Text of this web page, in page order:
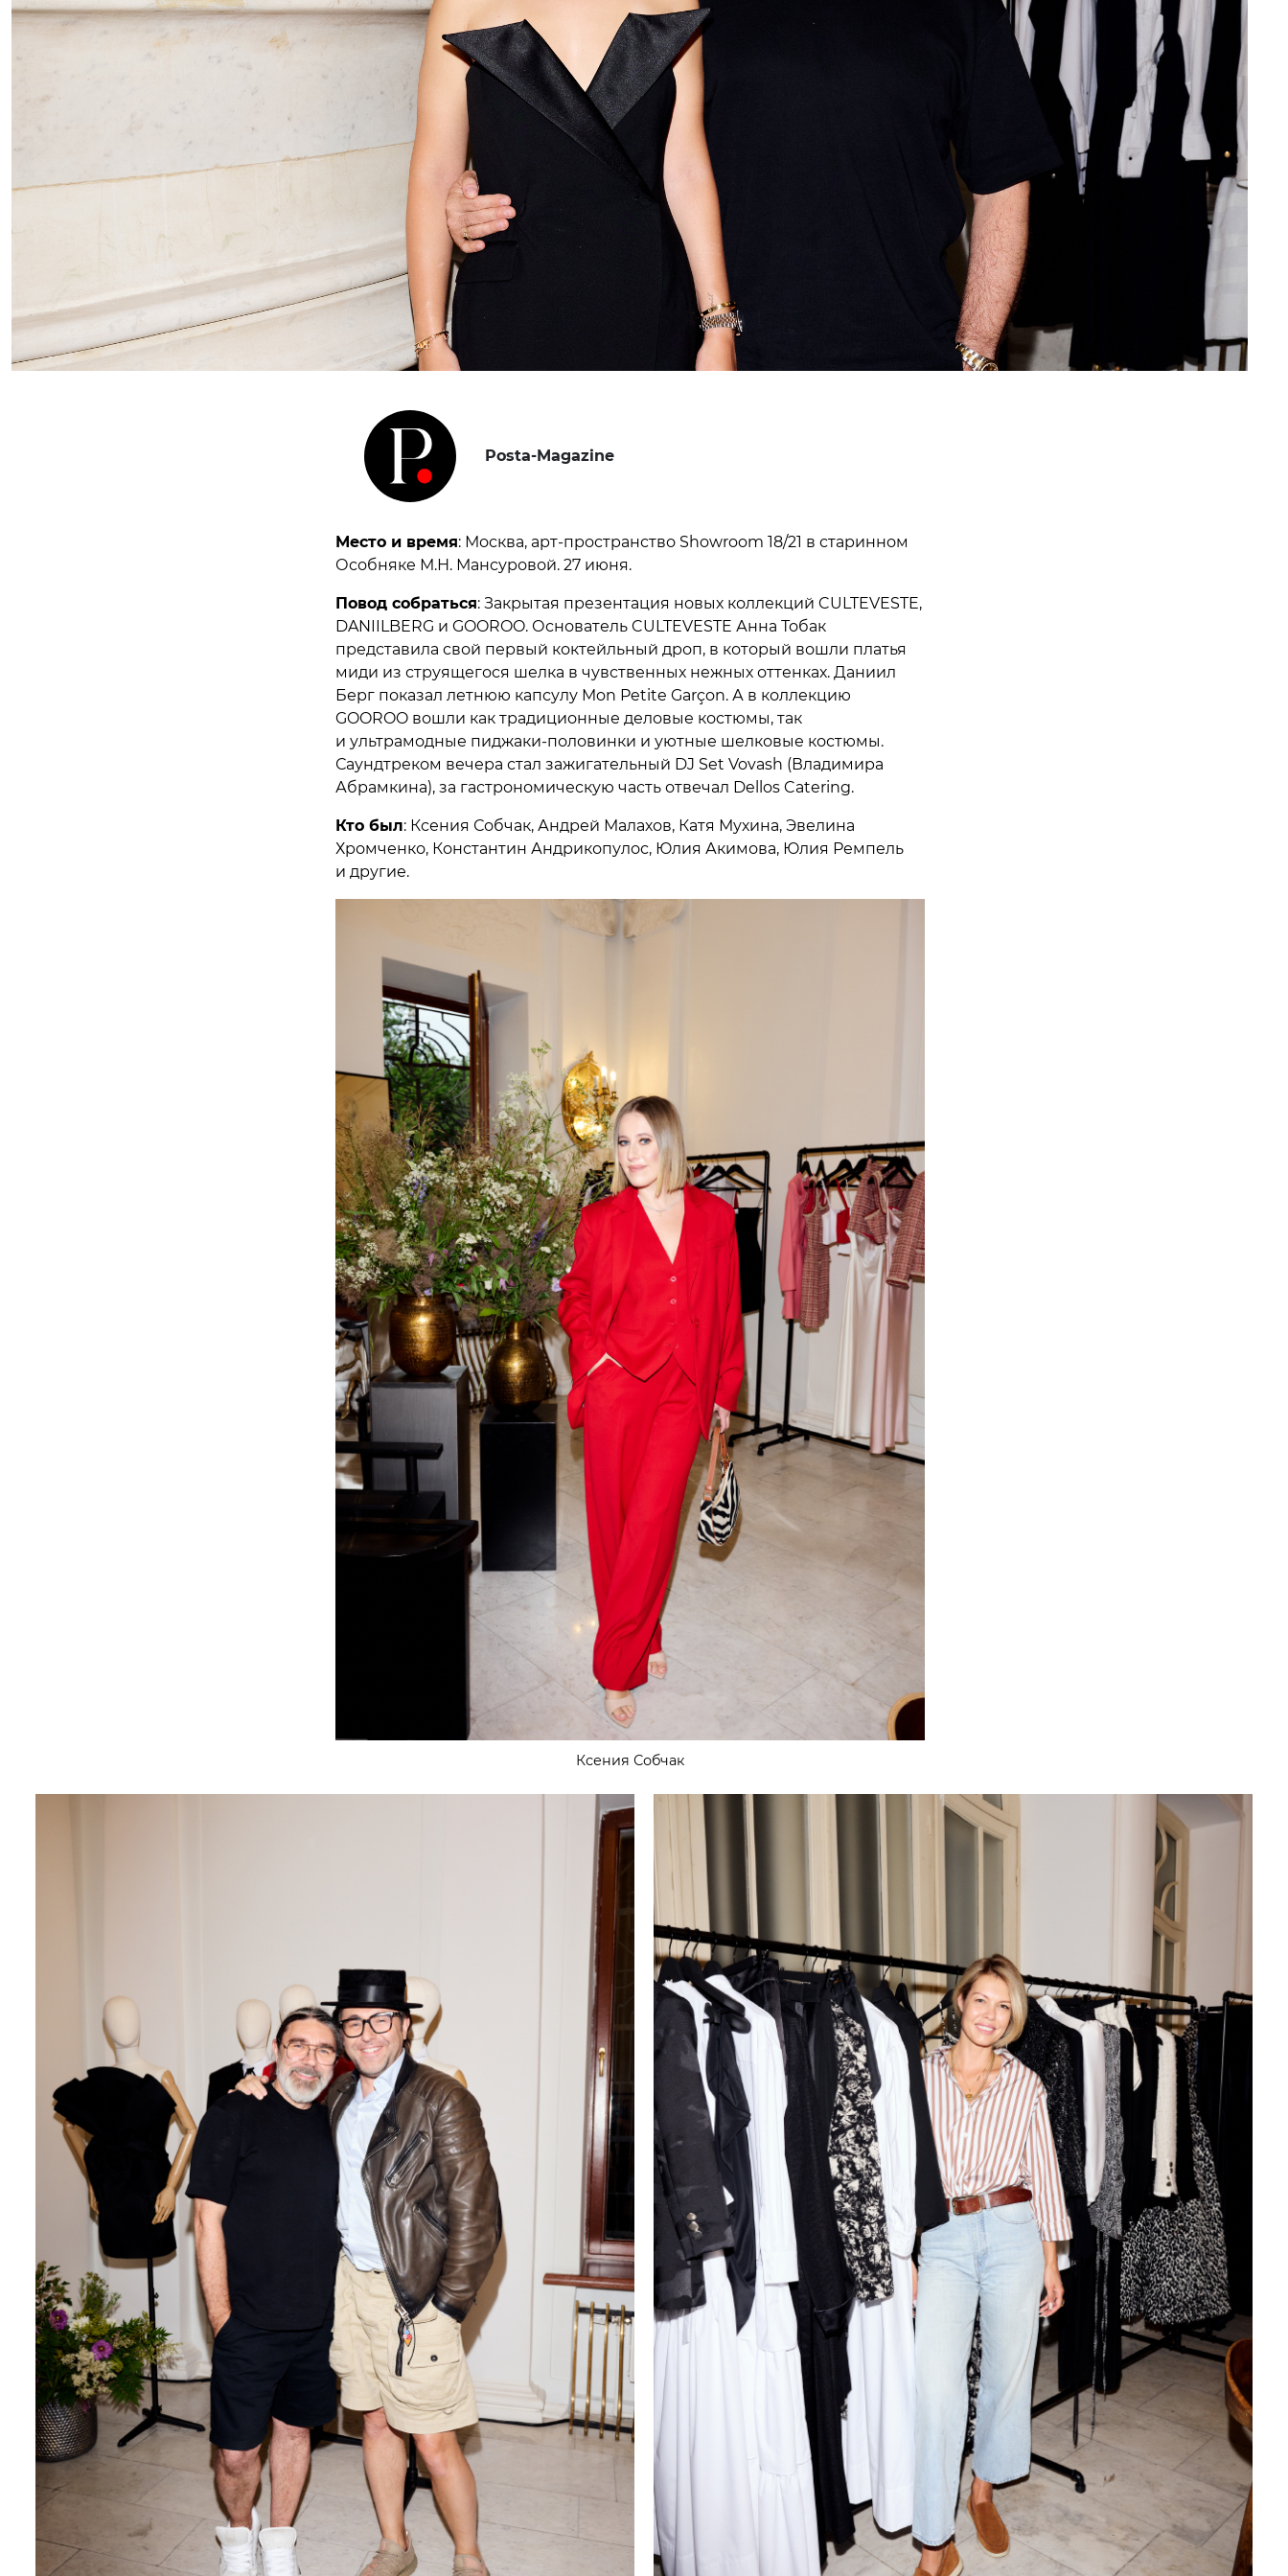
Posta-Magazine
Место и время: Москва, арт-пространство Showroom 18/21 в старинном
Особняке М.Н. Мансуровой. 27 июня.
Повод собраться: Закрытая презентация новых коллекций CULTEVESTE,
DANIILBERG и GOOROO. Основатель CULTEVESTE Анна Тобак
представила свой первый коктейльный дроп, в который вошли платья
миди из струящегося шелка в чувственных нежных оттенках. Даниил
Берг показал летнюю капсулу Mon Petite Garçon. А в коллекцию
GOOROO вошли как традиционные деловые костюмы, так
и ультрамодные пиджаки-половинки и уютные шелковые костюмы.
Саундтреком вечера стал зажигательный DJ Set Vovash (Владимира
Абрамкина), за гастрономическую часть отвечал Dellos Catering.
Кто был: Ксения Собчак, Андрей Малахов, Катя Мухина, Эвелина
Хромченко, Константин Андрикопулос, Юлия Акимова, Юлия Ремпель
и другие.
Ксения Собчак